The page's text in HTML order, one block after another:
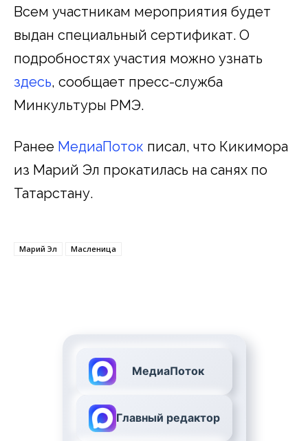
Всем участникам мероприятия будет
выдан специальный сертификат. О
подробностях участия можно узнать
здесь, сообщает пресс-служба
Минкультуры РМЭ.
Ранее МедиаПоток писал, что Кикимора
из Марий Эл прокатилась на санях по
Татарстану.
Марий Эл Масленица
МедиаПоток
Главный редактор